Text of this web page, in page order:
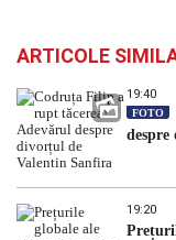
ARTICOLE
19:40
FOTO
19:20